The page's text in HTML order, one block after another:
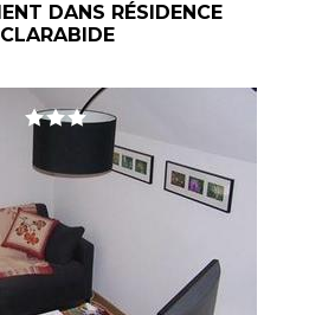
DANS RÉSIDENCE
CLARABIDE